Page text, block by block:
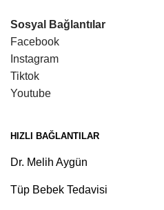
Sosyal Bağlantılar
Facebook
Instagram
Tiktok
Youtube
HIZLI BAĞLANTILAR
Dr. Melih Aygün
Tüp Bebek Tedavisi